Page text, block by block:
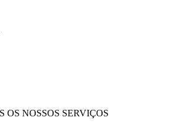
OS NOSSOS SERVIÇOS